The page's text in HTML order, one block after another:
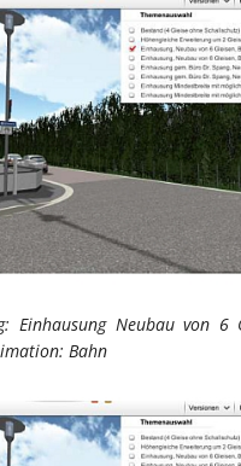
Einhausung Neubau von 6
Bahn